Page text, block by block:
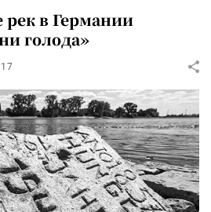
рек в Германии
голода»
17